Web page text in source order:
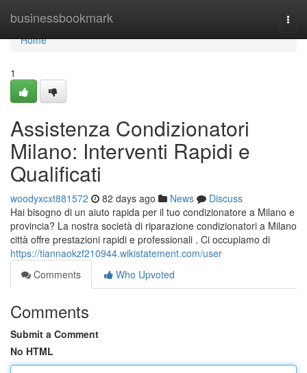
businessbookmark
Home
Home
1
Assistenza Condizionatori
Milano: Interventi Rapidi e
Qualificati
woodyxcxt881572 82 days ago News
Discuss
Hai bisogno di un aiuto rapida per il tuo condizionatore a Milano e
provincia? La nostra società di riparazione condizionatori a Milano
città offre prestazioni rapidi e professionali . Ci occupiamo di
https://tiannaokzf210944.wikistatement.com/user
Comments
Who Upvoted
Comments
Submit a Comment
No HTML